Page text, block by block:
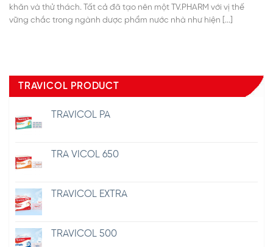
khăn và thử thách. Tất cả đã tạo nên một TV.PHARM với vị thế
vững chắc trong ngành dược phẩm nước nhà như hiện [...]
TRAVICOL PRODUCT
TRAVICOL PA
TRA VICOL 650
TRAVICOL EXTRA
TRAVICOL 500